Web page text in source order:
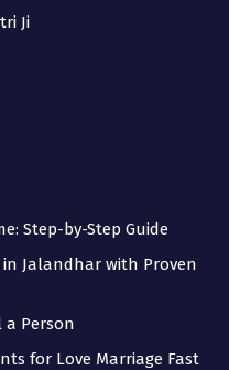
Ji
Step-by-Step Guide
Jalandhar with Proven
a Person
for Love Marriage Fast